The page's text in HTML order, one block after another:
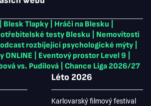
Blesk Tlapky Hráči na Blesku
testy Blesku
Nemovitosti
rozbíjející psychologické mýty
ONLINE
Eventový prostor Level 9
vs. Pudilová
Chance Liga 2026/27
Léto 2026
Karlovarský filmový festival